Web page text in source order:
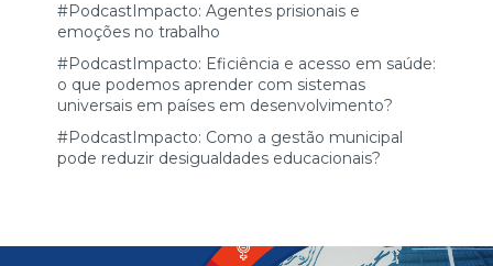
#PodcastImpacto: Agentes prisionais e
emoções no trabalho
#PodcastImpacto: Eficiência e acesso em saúde:
o que podemos aprender com sistemas
universais em países em desenvolvimento?
#PodcastImpacto: Como a gestão municipal
pode reduzir desigualdades educacionais?